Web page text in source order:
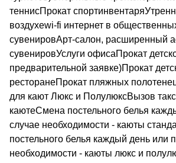
теннисПрокат
воздухеwi-fi интернет в
сувенировАрт-салон, расширенный
сувенировУслуги офисаПрокат
предварительной заявке)Прокат
ресторанеПрокат пляжных
для кают Люкс и ПолулюксВызов
каютеСмена постельного белья
случае необходимости - каюты
постельного белья каждый день или
необходимости - каюты люкс и